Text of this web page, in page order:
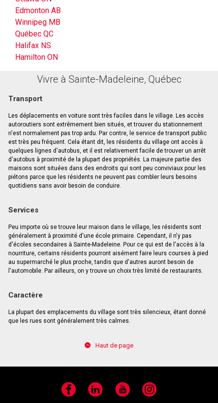
Edmonton AB
Winnipeg MB
Québec QC
Halifax NS
Hamilton ON
Vivre à Sainte-Madeleine, Québec
Transport
Les déplacements en voiture sont très faciles dans le village. Les accès
autoroutiers sont extrêmement bien situés, et trouver du stationnement
n'est normalement pas trop ardu. Par contre, le service de transport public
est très peu fréquent. Cela étant dit, les résidents du village ont accès à
quelques lignes d'autobus, et il est relativement facile de trouver un arrêt
d'autobus à proximité de la plupart des propriétés. La majeure partie des
maisons sont situées dans des endroits qui sont peu conviviaux pour les
piétons parce que les résidents ne peuvent pas combler leurs besoins
quotidiens sans avoir besoin de conduire.
Services
Peu importe où se trouve leur maison dans le village, les résidents sont
généralement à proximité d'une école primaire. Cependant, il n'y pas
d'écoles secondaires à Sainte-Madeleine. Pour ce qui est de l'accès à la
nourriture, certains résidents pourront aisément faire leurs courses à pied
au supermarché le plus proche, tandis que d'autres auront besoin de
l'automobile. Par ailleurs, on y trouve un choix très limité de restaurants.
Caractère
La plupart des emplacements du village sont très silencieux, étant donné
que les rues sont généralement très calmes.
Haut de page
Facebook LinkedIn YouTube Instagram